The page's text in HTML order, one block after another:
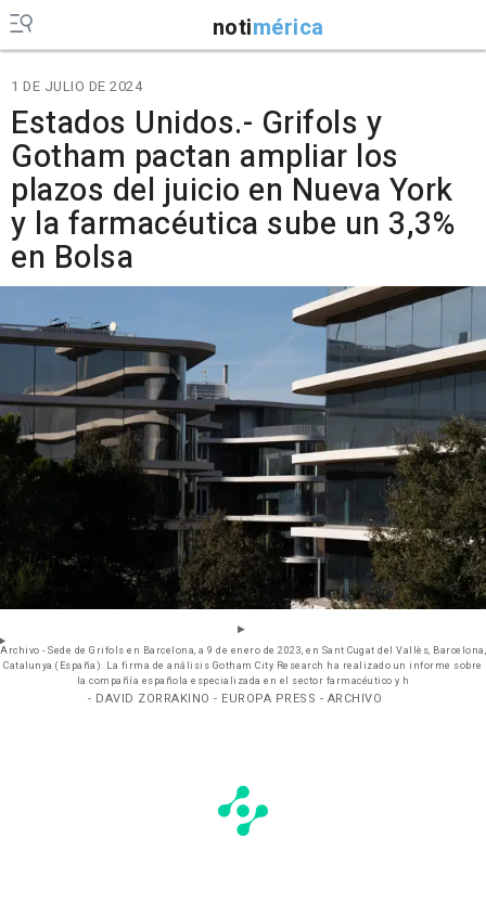
notimérica
1 DE JULIO DE 2024
Estados Unidos.- Grifols y
Gotham pactan ampliar los
plazos del juicio en Nueva York
y la farmacéutica sube un 3,3%
en Bolsa
Archivo - Sede de Grifols en Barcelona, a 9 de enero de 2023, en Sant Cugat del Vallès, Barcelona,
Catalunya (España). La firma de análisis Gotham City Research ha realizado un informe sobre
la compañía española especializada en el sector farmacéutico y h
- DAVID ZORRAKINO - EUROPA PRESS - ARCHIVO